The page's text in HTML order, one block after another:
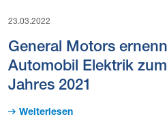
23.03.2022
General Motors
Automobil Elektrik
Jahres 2021
Weiterlesen